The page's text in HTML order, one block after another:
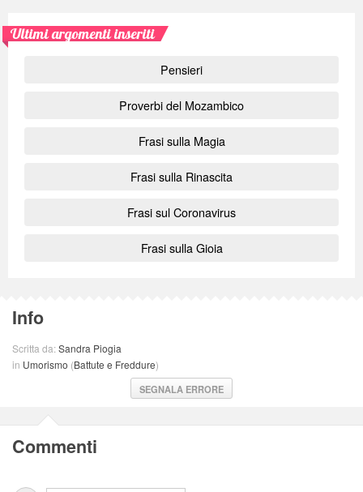
Ultimi argomenti inseriti
Pensieri
Proverbi del Mozambico
Frasi sulla Magia
Frasi sulla Rinascita
Frasi sul Coronavirus
Frasi sulla Gioia
Info
Scritta da:Sandra Piogia
in Umorismo (Battute e Freddure)
SEGNALA ERRORE
Commenti